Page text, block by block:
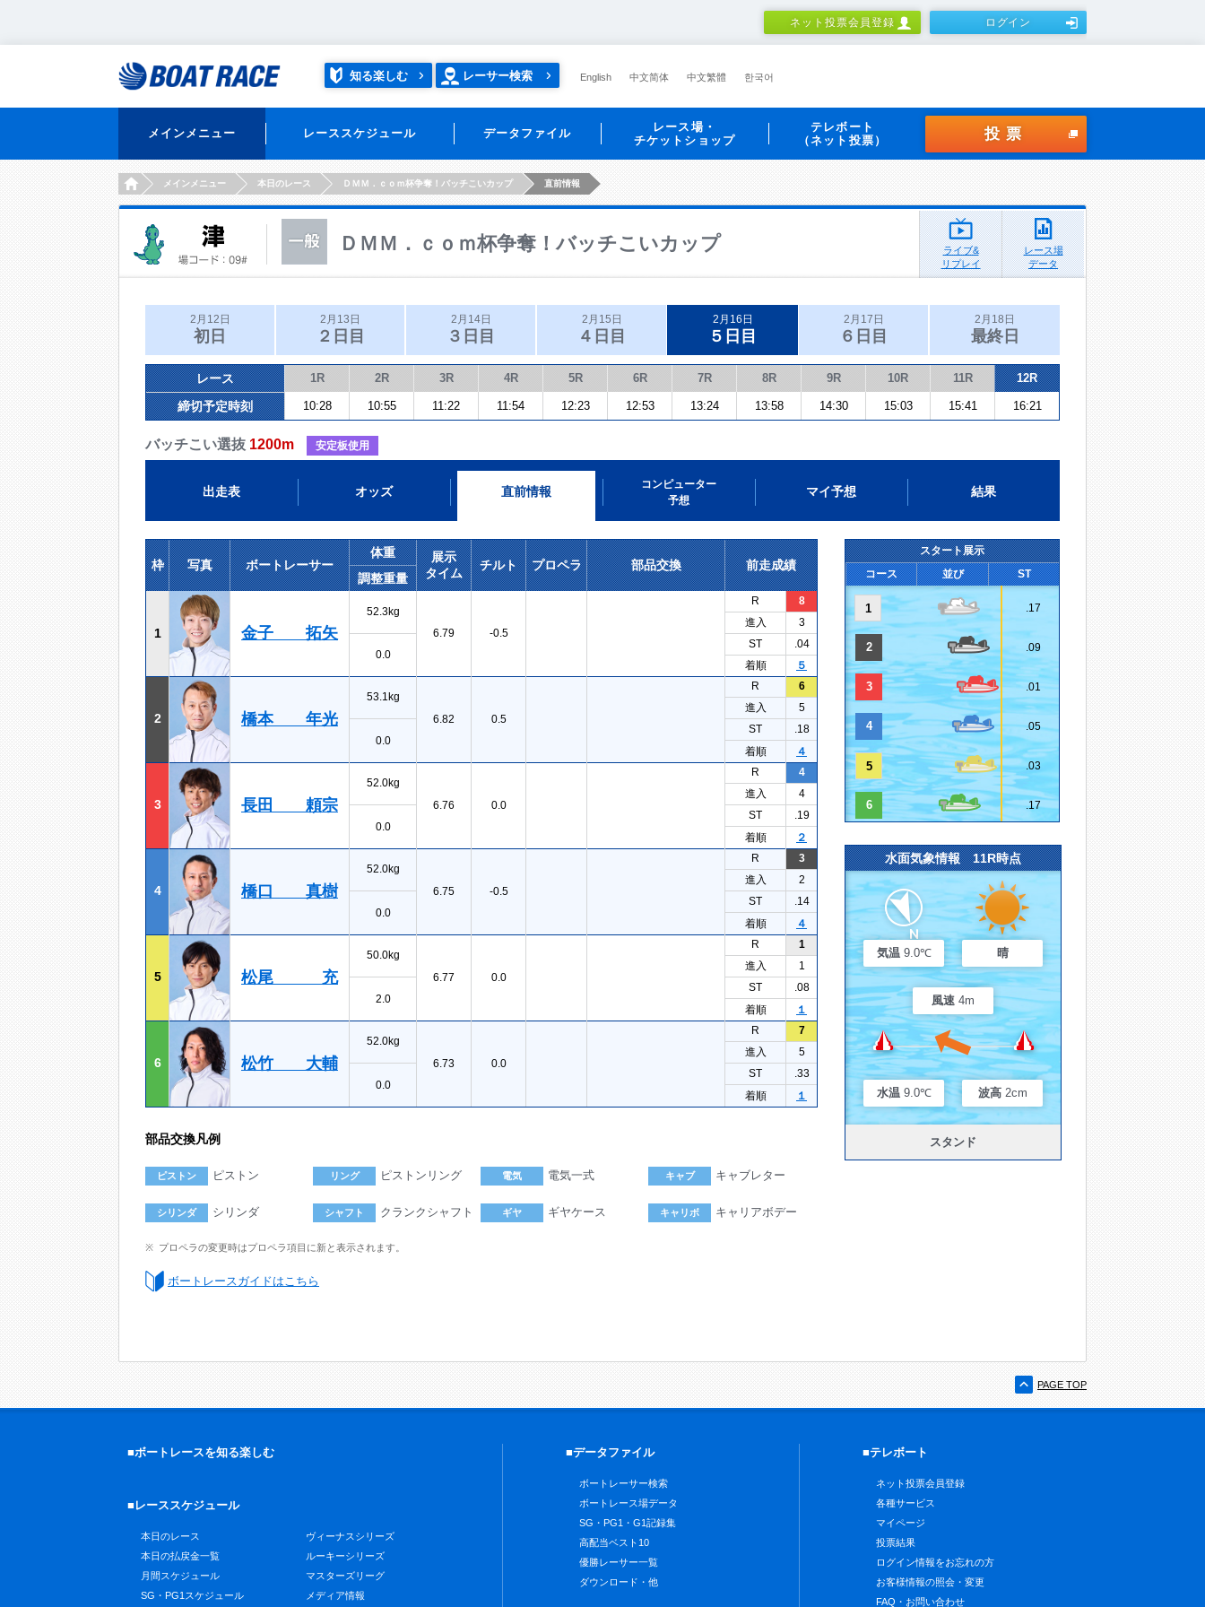
ネット投票会員登録 ログイン
知る楽しむ レーサー検索 English 中文简体 中文繁體 한국어
メインメニュー レーススケジュール データファイル
レース場・
チケットショップ
テレボート
（ネット投票）
投票
HOMEメインメニュー 本日のレース ＤＭＭ．ｃｏｍ杯争奪！バッチこいカップ 直前情報
ＤＭＭ．ｃｏｍ杯争奪！バッチこいカップ
ライブ&
リプレイ
レース場
データ
2月12日
初日
2月13日
２日目
2月14日
３日目
2月15日
４日目
2月16日
５日目
2月17日
６日目
2月18日
最終日
レース 1R 2R 3R 4R 5R 6R 7R 8R 9R 10R 11R 12R
締切予定時刻 10:28 10:55 11:22 11:54 12:23 12:53 13:24 13:58 14:30 15:03 15:41 16:21
バッチこい選抜 1200m 安定板使用
出走表 オッズ 直前情報
コンピューター
予想
マイ予想 結果
枠 写真 ボートレーサー
体重
展示
タイム
チルト プロペラ 部品交換
前走成績
調整重量
1 金子 拓矢
52.3kg
6.79
-0.5
R
8
進入
3
0.0
ST
.04
着順
５
2 橋本 年光
53.1kg
6.82
0.5
R
6
進入
5
0.0
ST
.18
着順
４
3 長田 頼宗
52.0kg
6.76
0.0
R
4
進入
4
0.0
ST
.19
着順
２
4 橋口 真樹
52.0kg
6.75
-0.5
R
3
進入
2
0.0
ST
.14
着順
４
5 松尾 充
50.0kg
6.77
0.0
R
1
進入
1
2.0
ST
.08
着順
１
6 松竹 大輔
52.0kg
6.73
0.0
R
7
進入
5
0.0
ST
.33
着順
１
部品交換凡例
ピストン ピストン リング ピストンリング 電気 電気一式 キャブ キャブレター
シリンダ シリンダ シャフト クランクシャフト ギヤ ギヤケース キャリボ キャリアボデー
プロペラの変更時はプロペラ項目に新と表示されます。
ボートレースガイドはこちら
スタート展示
コース
並び ST
1 .17
2 .09
3 .01
4 .05
5 .03
6 .17
水面気象情報 11R時点
気温 9.0℃ 晴
風速 4m
水温 9.0℃ 波高 2cm
スタンド
PAGE TOP
■ボートレースを知る楽しむ
■レーススケジュール
本日のレース
本日の払戻金一覧
月間スケジュール
SG・PG1スケジュール
ヴィーナスシリーズ
ルーキーシリーズ
マスターズリーグ
メディア情報
■データファイル
ボートレーサー検索
ボートレース場データ
SG・PG1・G1記録集
高配当ベスト10
優勝レーサー一覧
ダウンロード・他
■テレボート
ネット投票会員登録
各種サービス
マイページ
投票結果
ログイン情報をお忘れの方
お客様情報の照会・変更
FAQ・お問い合わせ